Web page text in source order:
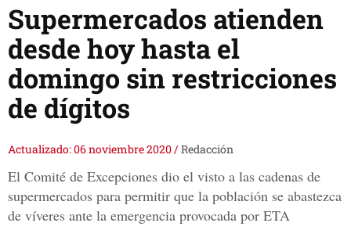
Supermercados atienden
desde hoy hasta el
domingo sin restricciones
de dígitos
Actualizado: 06 noviembre 2020/Redacción
El Comité de Excepciones dio el visto a las cadenas de
supermercados para permitir que la población se abastezca
de víveres ante la emergencia provocada por ETA